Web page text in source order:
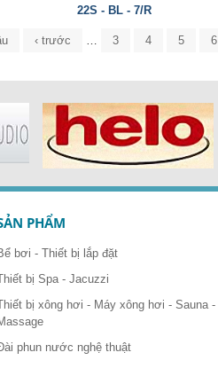
22S - BL - 7/R
‹ trước 3 4 5 6
PHẨM
bơi - Thiết bị lắp đặt
bị Spa - Jacuzzi
bị xông hơi - Máy xông hơi - Sauna -
phun nước nghệ thuật